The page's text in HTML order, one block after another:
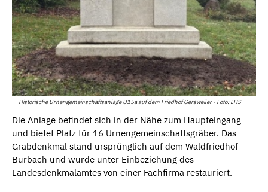
Historische Urnengemeinschaftsanlage U15a auf dem Friedhof Gersweiler - Foto: LHS
Die Anlage befindet sich in der Nähe zum Haupteingang
und bietet Platz für 16 Urnengemeinschaftsgräber. Das
Grabdenkmal stand ursprünglich auf dem Waldfriedhof
Burbach und wurde unter Einbeziehung des
Landesdenkmalamtes von einer Fachfirma restauriert.